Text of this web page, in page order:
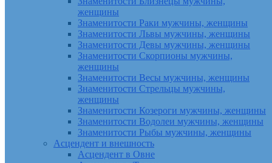
женщины
Знаменитости Раки мужчины, женщины
Знаменитости Львы мужчины, женщины
Знаменитости Девы мужчины, женщины
Знаменитости Скорпионы мужчины,
женщины
Знаменитости Весы мужчины, женщины
Знаменитости Стрельцы мужчины,
женщины
Знаменитости Козероги мужчины, женщины
Знаменитости Водолеи мужчины, женщины
Знаменитости Рыбы мужчины, женщины
Асцендент и внешность
Асцендент в Овне